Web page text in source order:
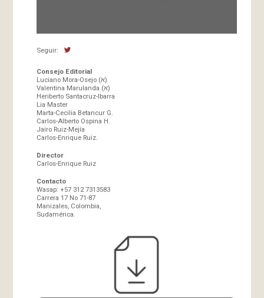
Seguir:
Consejo Editorial
Luciano Mora-Osejo (א)
Valentina Marulanda (א)
Heriberto Santacruz-Ibarra
Lia Master
Marta-Cecilia Betancur G.
Carlos-Alberto Ospina H.
Jairo Ruiz-Mejía
Carlos-Enrique Ruiz.
Director
Carlos-Enrique Ruiz
Contacto
Wasap: +57 312 7313583
Carrera 17 No 71-87
Manizales, Colombia,
Sudamérica.